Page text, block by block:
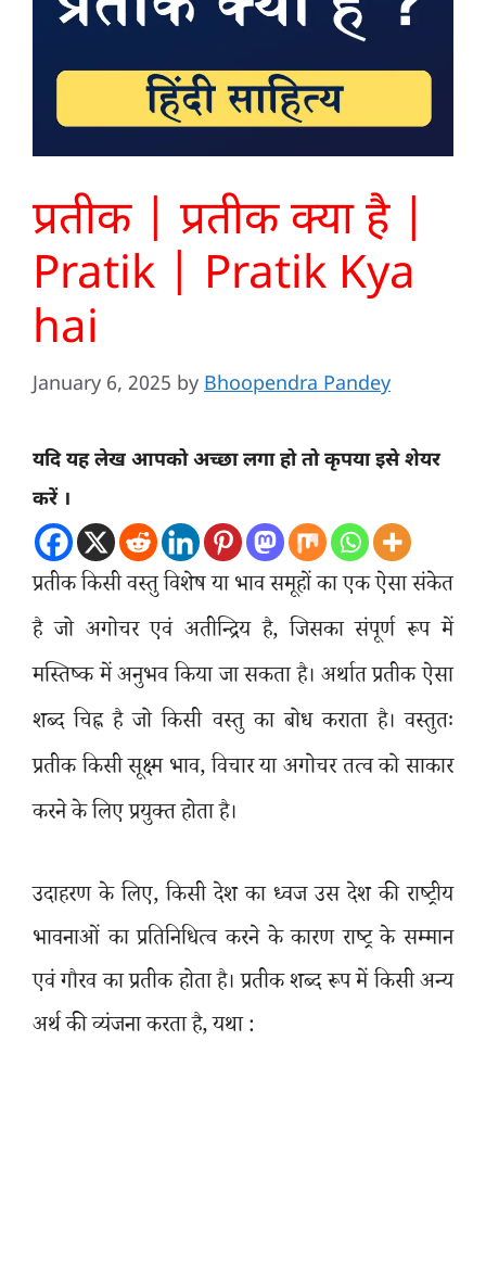
प्रतीक | प्रतीक क्या है |
Pratik | Pratik Kya
hai
January 6, 2025 by Bhoopendra Pandey
यदि यह लेख आपको अच्छा लगा हो तो कृपया इसे शेयर
करें ।
प्रतीक किसी वस्तु विशेष या भाव समूहों का एक ऐसा संकेत
है जो अगोचर एवं अतीन्द्रिय है, जिसका संपूर्ण रूप में
मस्तिष्क में अनुभव किया जा सकता है। अर्थात प्रतीक ऐसा
शब्द चिह्न है जो किसी वस्तु का बोध कराता है। वस्तुतः
प्रतीक किसी सूक्ष्म भाव, विचार या अगोचर तत्व को साकार
करने के लिए प्रयुक्त होता है।
उदाहरण के लिए,किसी देश का ध्वज उस देश की राष्ट्रीय
भावनाओं का प्रतिनिधित्व करने के कारण राष्ट्र के सम्मान
एवं गौरव का प्रतीक होता है। प्रतीक शब्द रूप में किसी अन्य
अर्थ की व्यंजना करता है,यथा :